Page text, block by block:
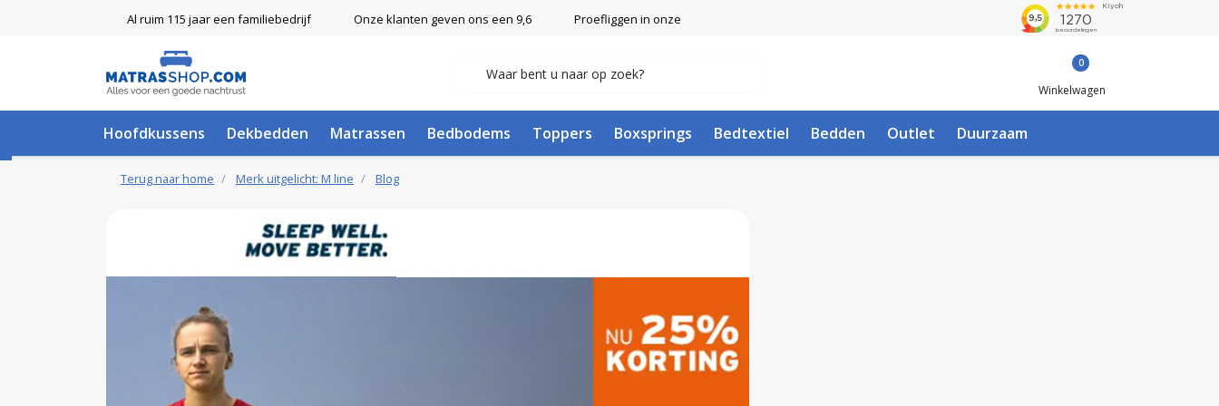
Al ruim 115 jaar een familiebedrijf Onze klanten geven ons een 9,6 Proefliggen in onze showroom in Ulft
0
Winkelwagen
Hoofdkussens Dekbedden Matrassen Bedbodems Toppers Boxsprings Bedtextiel Bedden Outlet Duurzaam
Terug naar home Merk uitgelicht: M line Blog